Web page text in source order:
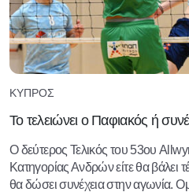
ΚΎΠΡΟΣ
Το τελειώνει ο Παφιακός ή
Ο δεύτερος Τελικός του 53ου
Κατηγορίας Ανδρών είτε θα βάλει
θα δώσει συνέχεια στην αγωνία.